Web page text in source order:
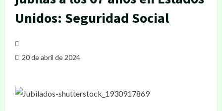
Unidos: Seguridad Social
20 de abril de 2024